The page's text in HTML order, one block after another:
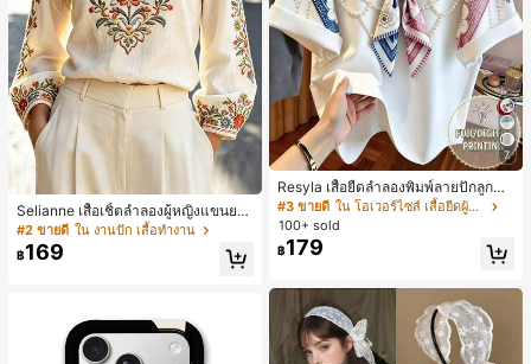
Selianne เสื้อเชิ้ตลำลองผู้หญิงแขนยา
ว คอวีเว้า ลายดอกไม้
#2 ขายดี ใน งานปัก เสื้อทำงาน
฿169
7
Resyla เสื้อยืดลำลองพิมพ์ลายปักลูกปัด
รูปโบว์ขนาดใหญ่สำหรับผู้หญิง
#3 ขายดี
ใน โอเวอร์ไซส์ เสื้อยืดผู้หญิง
100+ sold
฿179